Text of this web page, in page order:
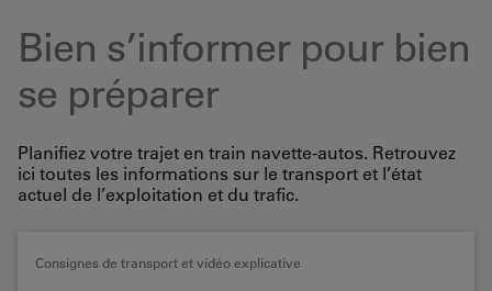
Bien s’informer pour bien
se préparer
Planifiez votre trajet en train navette-autos. Retrouvez
ici toutes les informations sur le transport et l’état
actuel de l’exploitation et du trafic.
Consignes de transport et vidéo explicative